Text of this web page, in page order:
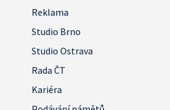
Reklama
Studio Brno
Studio Ostrava
Rada ČT
Kariéra